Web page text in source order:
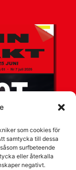
som cookies för
samtycka till dessa
surfbeteende
eller återkalla
negativt.